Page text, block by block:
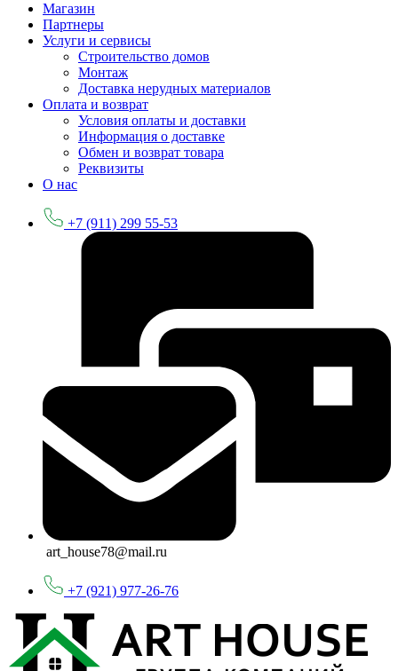
Магазин
Партнеры
Услуги и сервисы
Строительство домов
Монтаж
Доставка нерудных материалов
Оплата и возврат
Условия оплаты и доставки
Информация о доставке
Обмен и возврат товара
Реквизиты
О нас
+7 (911) 299 55-53
art_house78@mail.ru
+7 (921) 977-26-76